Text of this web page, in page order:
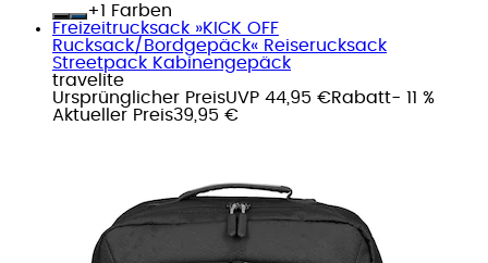
+
Farben
Freizeitrucksack »KICK OFF
Rucksack/Bordgepäck« Reiserucksack
Streetpack Kabinengepäck
travelite
Ursprünglicher PreisUVP 44,95 €Rabatt- 11 %
Aktueller Preis39,95 €